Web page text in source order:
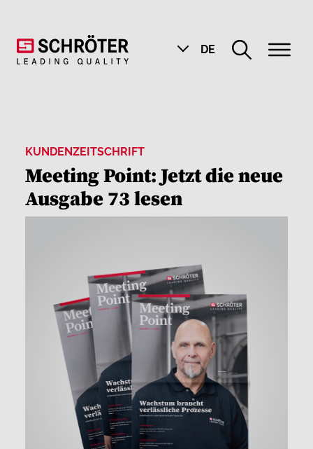
DE
KUNDENZEITSCHRIFT
Meeting Point: Jetzt die neue
Ausgabe 73 lesen